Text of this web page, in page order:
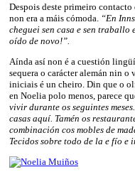
Despois deste primeiro
non era a máis cómoda. “En
cheguei sen casa e sen
oído de novo!”.
Aínda así non é a cuestión
sequera o carácter alemán nin
iniciais é un cheiro. Din que o
en Noelia polo menos, parece
vivir durante os seguintes
casas aquí. Tamén os
combinación cos mobles de
Tecidos sobre todo de la e fío e